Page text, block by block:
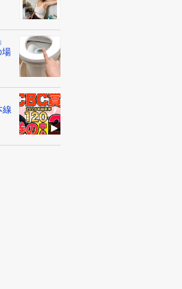
場
線